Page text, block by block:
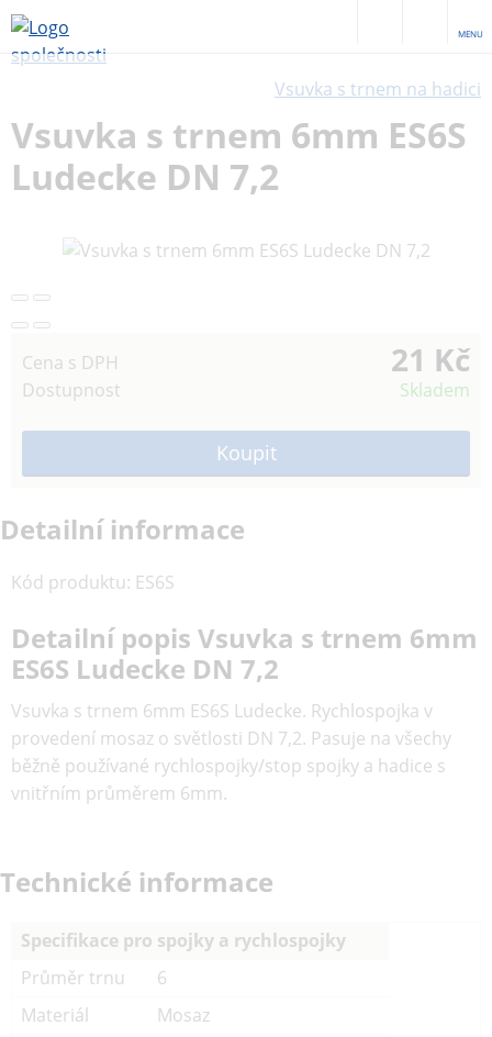
MENU
Vsuvka s trnem na hadici
Vsuvka s trnem 6mm ES6S
Ludecke DN 7,2
Cena s DPH 21 Kč
Dostupnost Skladem
Detailní informace
Kód produktu: ES6S
Detailní popis Vsuvka s trnem 6mm
ES6S Ludecke DN 7,2
Vsuvka s trnem 6mm ES6S Ludecke. Rychlospojka v
provedení mosaz o světlosti DN 7,2. Pasuje na všechy
běžně používané rychlospojky/stop spojky a hadice s
vnitřním průměrem 6mm.
Technické informace
Specifikace pro spojky a rychlospojky
Průměr trnu
6
Materiál
Mosaz